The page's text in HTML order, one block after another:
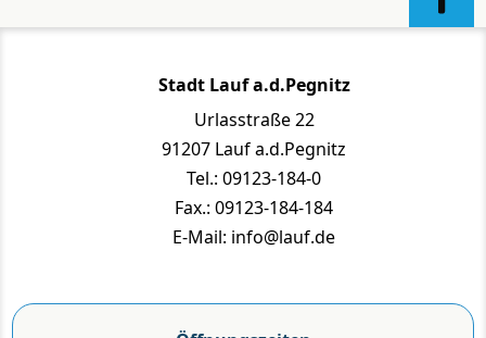
Stadt Lauf a.d.Pegnitz
Urlasstraße 22
91207 Lauf a.d.Pegnitz
Tel.: 09123-184-0
Fax.: 09123-184-184
E-Mail: info@lauf.de